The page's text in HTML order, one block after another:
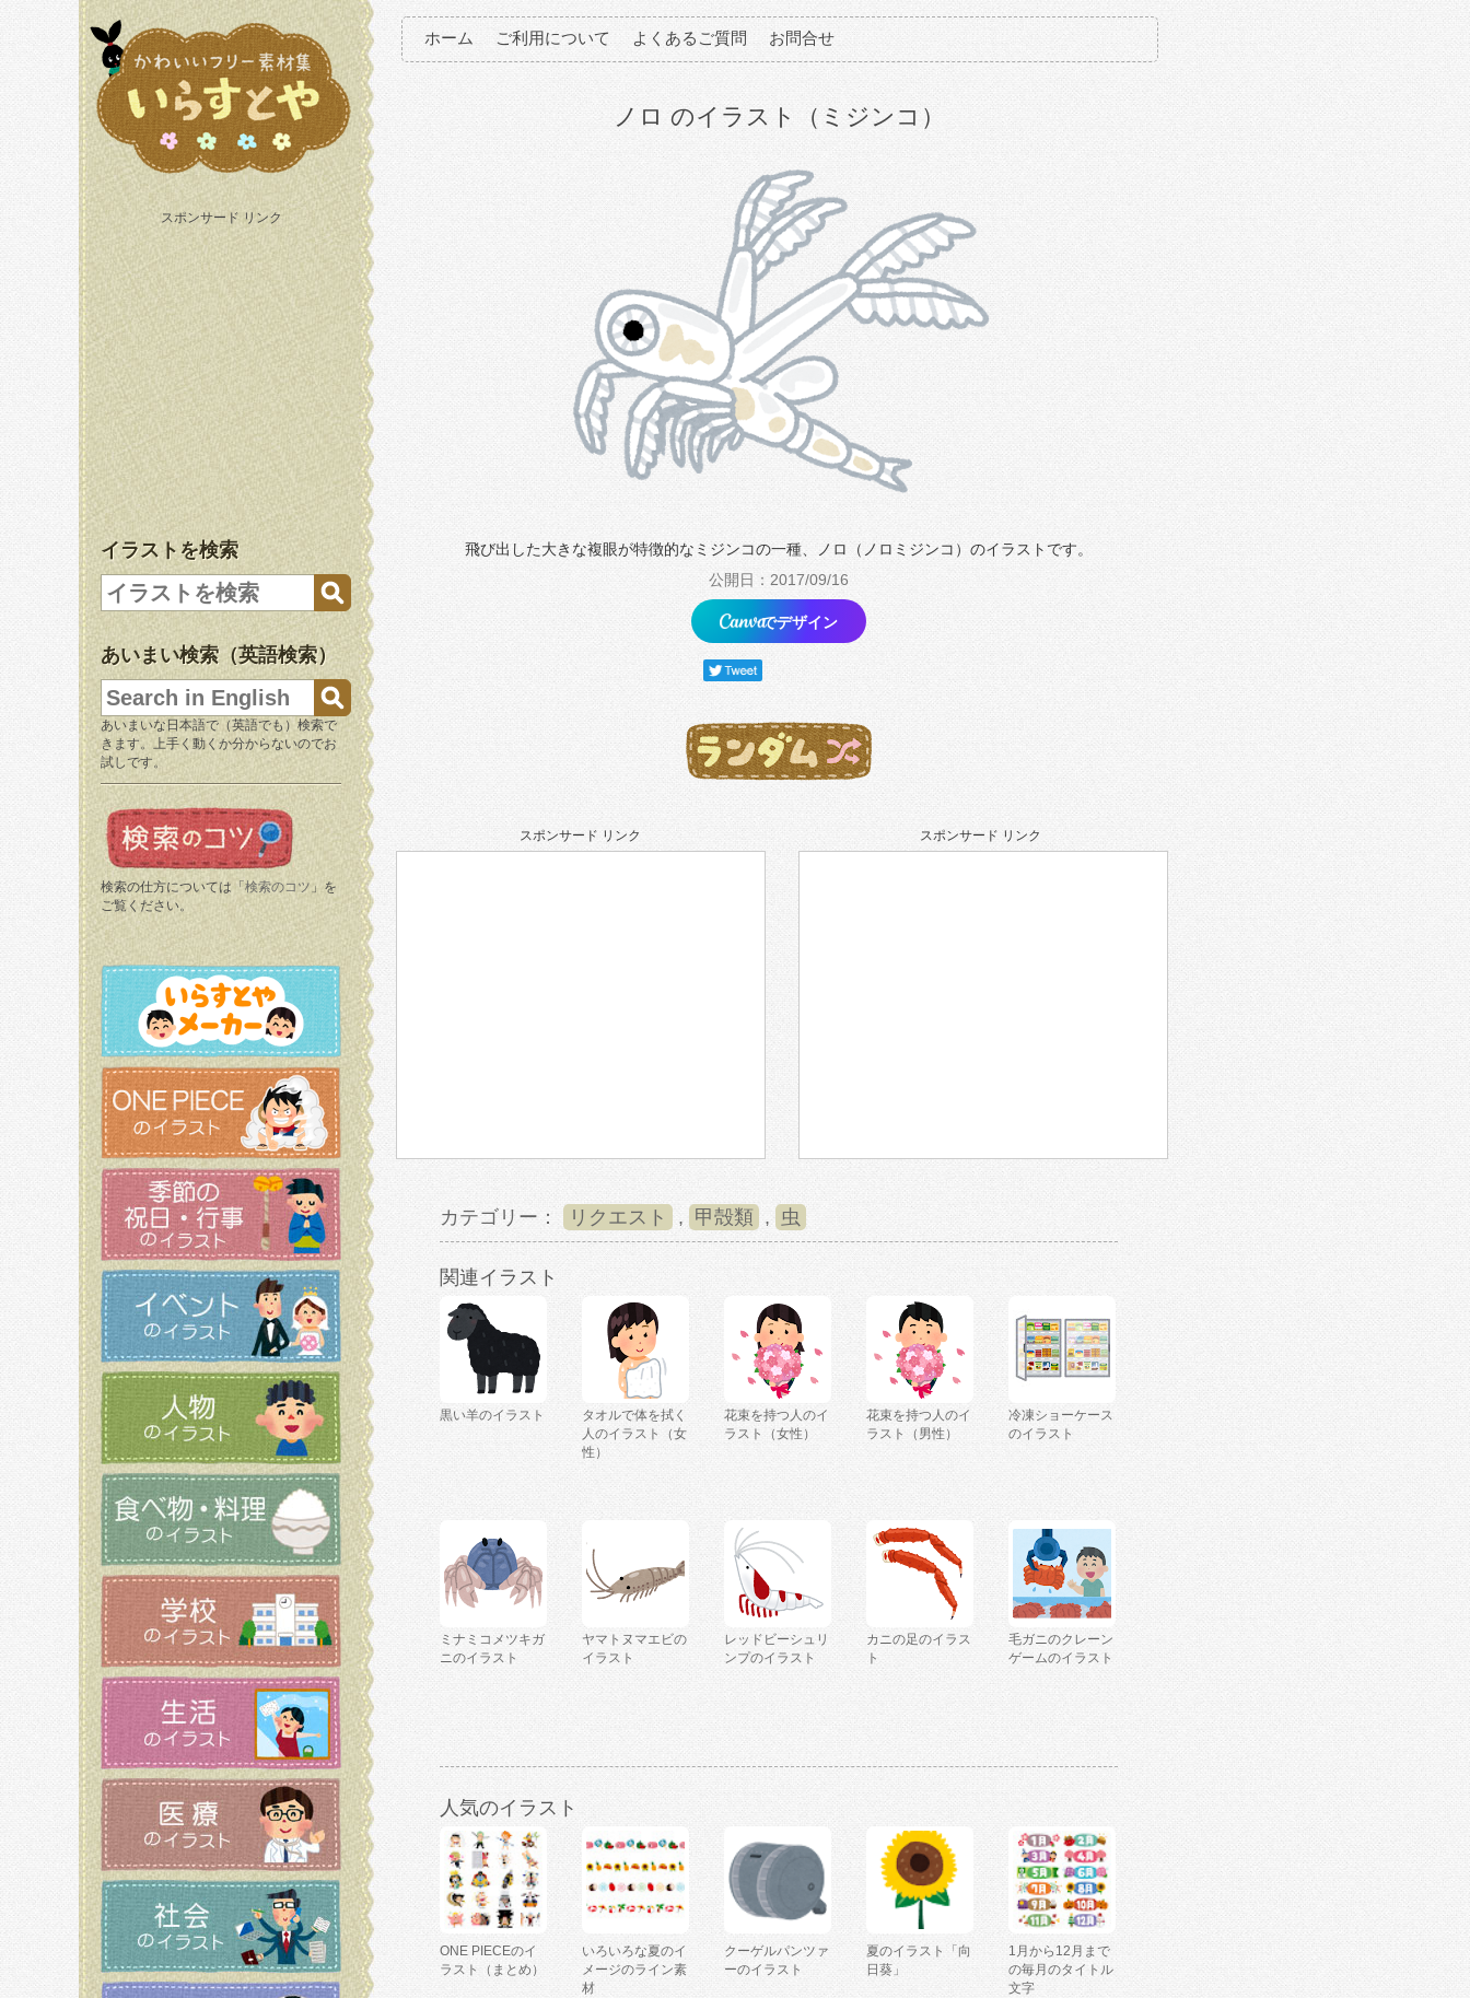
スポンサード リンク
イラストを検索
あいまい検索（英語検索）
あいまいな日本語で（英語でも）検索で
きます。上手く動くか分からないのでお
試しです。
検索の仕方については「 検索のコツ 」を
ご覧ください。
ホーム ご利用について よくあるご質問 お問合せ
ノロ のイラスト（ミジンコ）
飛び出した大きな複眼が特徴的なミジンコの一種、ノロ（ノロミジンコ）のイラストです。
公開日：2017/09/16
でデザイン
スポンサード リンク スポンサード リンク
カテゴリー： リクエスト , 甲殻類 , 虫
関連イラスト
黒い羊のイラスト
タオルで体を拭く
人のイラスト（女
性）
花束を持つ人のイ
ラスト（女性）
花束を持つ人のイ
ラスト（男性）
冷凍ショーケース
のイラスト
ミナミコメツキガ
ニのイラスト
ヤマトヌマエビの
イラスト
レッドビーシュリ
ンプのイラスト
カニの足のイラス
ト
毛ガニのクレーン
ゲームのイラスト
人気のイラスト
ONE PIECEのイ
ラスト（まとめ）
いろいろな夏のイ
メージのライン素
材
クーゲルパンツァ
ーのイラスト
夏のイラスト「向
日葵」
1月から12月まで
の毎月のタイトル
文字